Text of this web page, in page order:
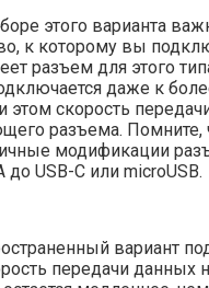
этого варианта
к которому вы
разъем для этого
даже к
этом скорость
разъема.
модификации
до USB-C или microUSB.
вариант
передачи